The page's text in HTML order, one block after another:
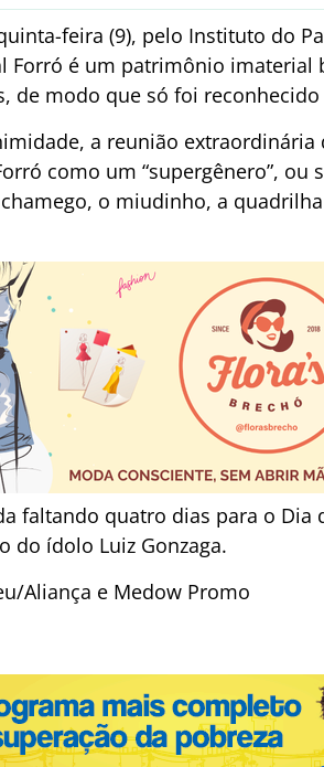
feira (9), pelo Instituto do
Forró é um patrimônio
de modo que só foi reconhecido
a reunião
como um “supergênero”,
o miudinho, a
faltando quatro dias para o Dia
do ídolo Luiz Gonzaga.
Aliança e Medow Promo